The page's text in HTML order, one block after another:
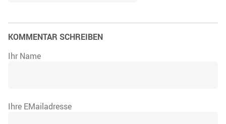
KOMMENTAR SCHREIBEN
Ihr Name
Ihre EMailadresse